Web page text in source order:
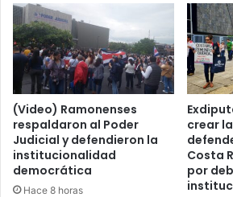
(Video) Ramonenses
respaldaron al Poder
Judicial y defendieron la
institucionalidad
democrática
Hace 8 horas
crear
Costa
por